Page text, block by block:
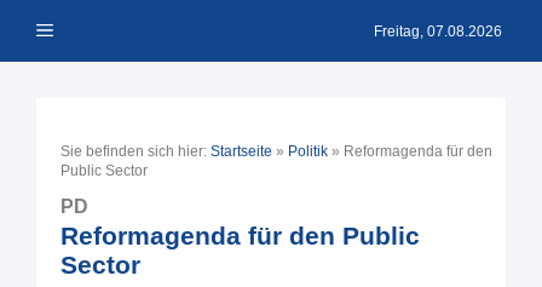
Inhalt Menü Freitag, 07.08.2026
Sie befinden sich hier: Startseite » Politik » Reformagenda für den
Public Sector
PD
Reformagenda für den Public
Sector